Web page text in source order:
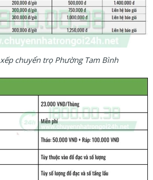
chuyển trọ Phường Tam Bình